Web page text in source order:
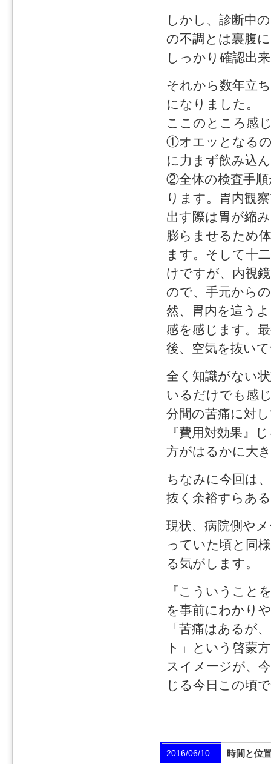
しかし、診断中
の不調とは裏腹
しっかり確認出
それから数年立
になりました。
ここのところ感
①オエッとなる
に力まず飲み込
②全体の検査手
ります。胃内観
出す際は胃が縮
膨らませるため
ます。そして十
けですが、内視
ので、手元から
然、胃内を這う
感を感じます。
後、空気を抜い
全く知識がない
いるだけでも感
分間の苦痛に対
『費用対効果』
方がはるかに大
ちなみに今回は
抜く余裕すらあ
現状、病院側や
っていた頃と同
る気がします。
『こういうこと
を事前にわかり
「苦痛はあるが
ト」という啓蒙
スイメージが、
じる今日この頃
2016/06/10 時間と位